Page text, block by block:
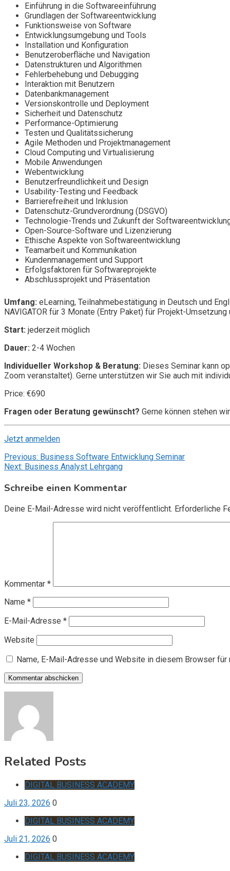
Einführung in die Softwareeinführung
Grundlagen der Softwareentwicklung
Funktionsweise von Software
Entwicklungsumgebung und Tools
Installation und Konfiguration
Benutzeroberfläche und Navigation
Datenstrukturen und Algorithmen
Fehlerbehebung und Debugging
Interaktion mit Benutzern
Datenbankmanagement
Versionskontrolle und Deployment
Sicherheit und Datenschutz
Performance-Optimierung
Testen und Qualitätssicherung
Agile Methoden und Projektmanagement
Cloud Computing und Virtualisierung
Mobile Anwendungen
Webentwicklung
Benutzerfreundlichkeit und Design
Usability-Testing und Feedback
Barrierefreiheit und Inklusion
Datenschutz-Grundverordnung (DSGVO)
Technologie-Trends und Zukunft der
Open-Source-Software und Lizenzierung
Ethische Aspekte von Softwareentwicklung
Teamarbeit und Kommunikation
Kundenmanagement und Support
Erfolgsfaktoren für Softwareprojekte
Abschlussprojekt und Präsentation
Umfang: eLearning, Teilnahmebestätigung in Deutsch und
NAVIGATOR für 3 Monate (Entry Paket) für Projekt-
Start: jederzeit möglich
Dauer: 2-4 Wochen
Individueller Workshop & Beratung: Dieses Seminar kann
Zoom veranstaltet). Gerne unterstützen wir Sie auch mit
Price: €690
Fragen oder Beratung gewünscht? Gerne können stehen
Jetzt anmelden
Beitragsnavigation
Previous: Business Software Entwicklung Seminar
Next: Business Analyst Lehrgang
Schreibe einen Kommentar
Deine E-Mail-Adresse wird nicht veröffentlicht. Erforderliche
Kommentar *
Name *
E-Mail-Adresse *
Website
Name, E-Mail-Adresse und Website in diesem Browser
Related Posts
DIGITAL BUSINESS ACADEMY
Juli 23, 2026 0
DIGITAL BUSINESS ACADEMY
Juli 21, 2026 0
DIGITAL BUSINESS ACADEMY